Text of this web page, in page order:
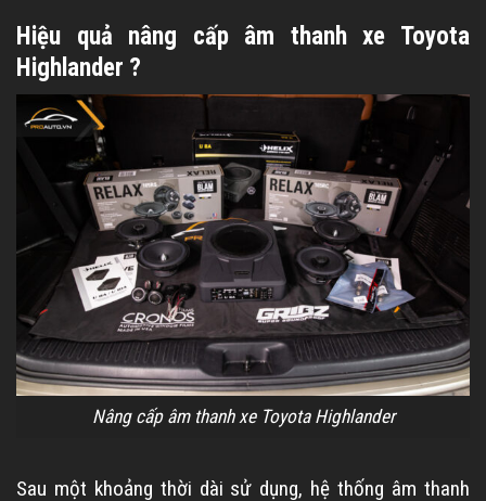
Hiệu quả nâng cấp âm thanh xe Toyota
Highlander ?
Nâng cấp âm thanh xe Toyota Highlander
Sau một khoảng thời dài sử dụng, hệ thống âm thanh